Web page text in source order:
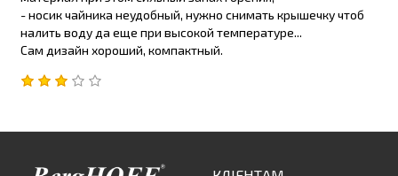
- носик чайника неудобный, нужно снимать крышечку чтоб
налить воду да еще при высокой температуре...
Сам дизайн хороший, компактный.